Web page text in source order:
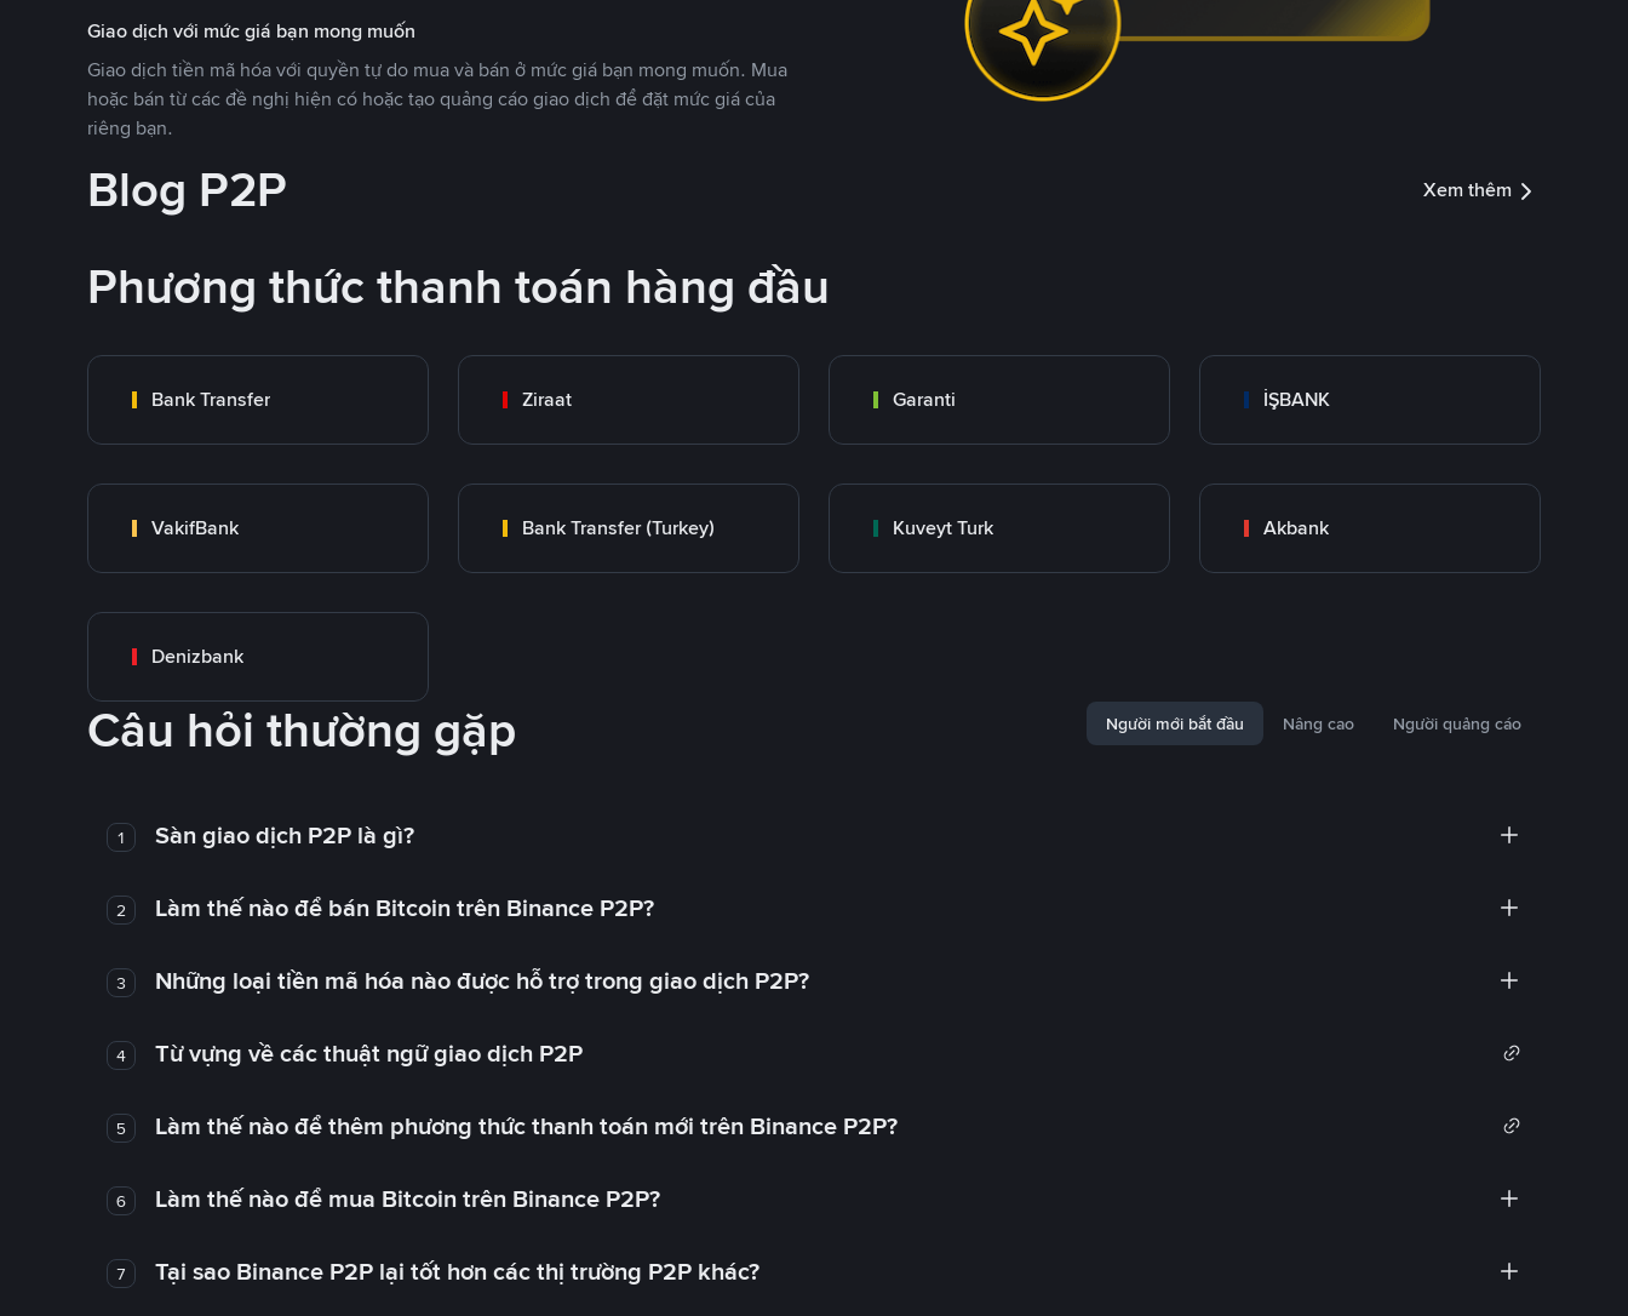
Giao dịch với mức giá bạn mong muốn
Giao dịch tiền mã hóa với quyền tự do mua và bán ở mức giá bạn mong muốn. Mua
hoặc bán từ các đề nghị hiện có hoặc tạo quảng cáo giao dịch để đặt mức giá của
riêng bạn.
Blog P2P Xem thêm
Phương thức thanh toán hàng đầu
Bank Transfer Ziraat Garanti İŞBANK
VakifBank Bank Transfer (Turkey) Kuveyt Turk Akbank
Denizbank
Câu hỏi thường gặp Người mới bắt đầu Nâng cao Người quảng cáo
1 Sàn giao dịch P2P là gì?
2 Làm thế nào để bán Bitcoin trên Binance P2P?
3 Những loại tiền mã hóa nào được hỗ trợ trong giao dịch P2P?
4 Từ vựng về các thuật ngữ giao dịch P2P
5 Làm thế nào để thêm phương thức thanh toán mới trên Binance P2P?
6 Làm thế nào để mua Bitcoin trên Binance P2P?
7 Tại sao Binance P2P lại tốt hơn các thị trường P2P khác?